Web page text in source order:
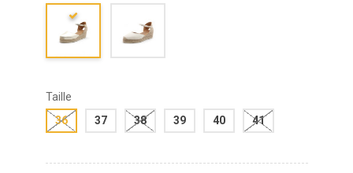
Taille
36
37 38 39 40 41